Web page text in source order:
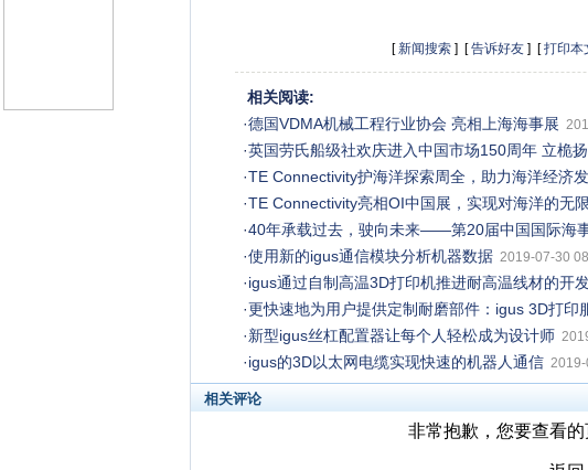
[新闻搜索 ] [告诉好友 ] [打印本
相关阅读:
·德国VDMA机械工程行业协会 亮相上海海事展
·英国劳氏船级社欢庆进入中国市场150周年 立桅
·TE Connectivity护海洋探索周全，助力海洋经济
·TE Connectivity亮相OI中国展，实现对海洋的无
·40年承载过去，驶向未来——第20届中国国际海
·使用新的igus通信模块分析机器数据 2019-07-30
·igus通过自制高温3D打印机推进耐高温线材的开
·更快速地为用户提供定制耐磨部件：igus 3D打印
·新型igus丝杠配置器让每个人轻松成为设计师
·igus的3D以太网电缆实现快速的机器人通信
相关评论